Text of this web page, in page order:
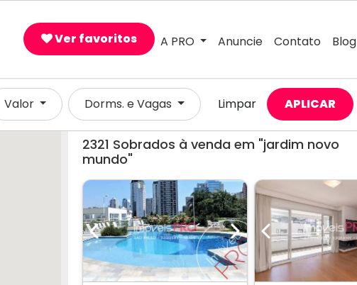
Ver favoritos A PRO Anuncie Contato Blog
Valor Dorms. e Vagas Limpar APLICAR
2321 Sobrados à venda em "jardim novo
mundo"
Previous Next Previous